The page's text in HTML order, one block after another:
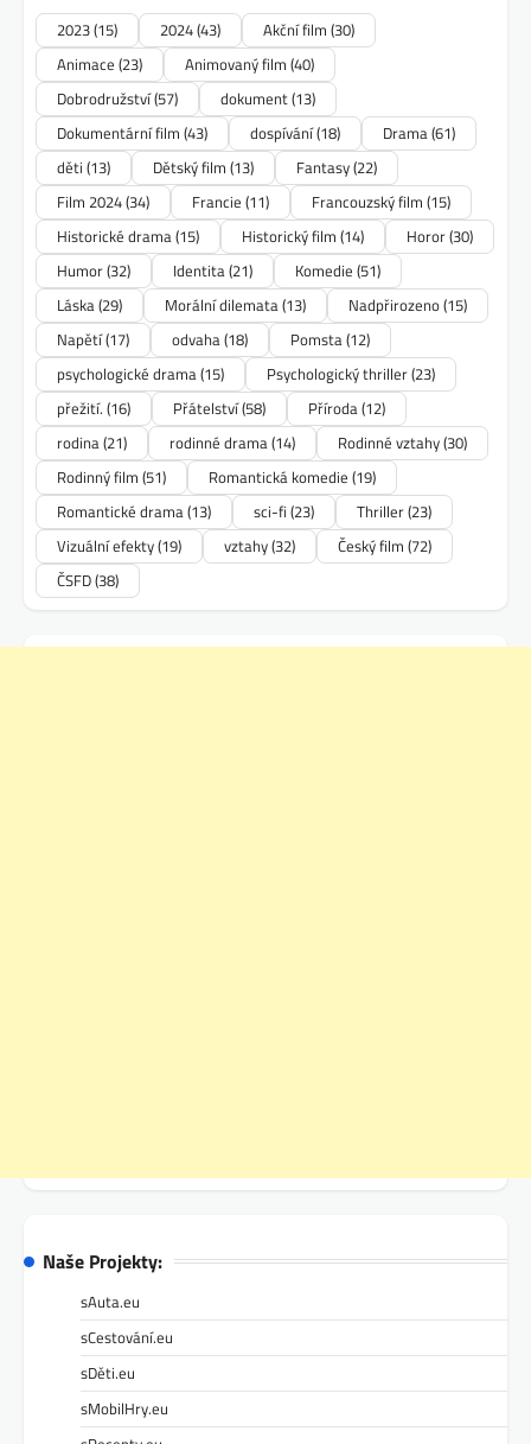
2023(15) 2024(43) Akční film (30)
Animace (23) Animovaný film (40)
Dobrodružství(57) dokument(13)
Dokumentární film (43) dospívání(18) Drama(61)
děti (13) Dětský film (13) Fantasy(22)
Film 2024(34) Francie (11) Francouzský film (15)
Historické drama(15) Historický film (14) Horor(30)
Humor(32) Identita(21) Komedie (51)
Láska(29) Morální dilemata(13) Nadpřirozeno(15)
Napětí(17) odvaha(18) Pomsta(12)
psychologické drama(15) Psychologický thriller(23)
přežití. (16) Přátelství(58) Příroda(12)
rodina(21) rodinné drama(14) Rodinné vztahy(30)
Rodinný film (51) Romantická komedie (19)
Romantické drama(13) sci-fi (23) Thriller(23)
Vizuální efekty(19) vztahy(32) Český film (72)
ČSFD(38)
Naše Projekty:
sAuta.eu
sCestování.eu
sDěti.eu
sMobilHry.eu